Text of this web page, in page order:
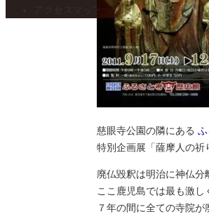
慈眼寺公園の隣にある
特別企画展「薩摩人の祈
廃仏毀釈は明治に神仏分
ここ鹿児島では最も激し
７年の間に全ての寺院